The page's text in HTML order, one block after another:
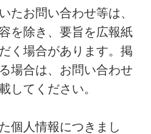
たお問い合わせ等は、
を除き、要旨を広報紙
く場合があります。掲
場合は、お問い合わせ
してください。
個人情報につきまし